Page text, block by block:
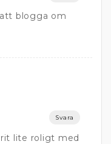
blogga om
Svara
lite roligt med